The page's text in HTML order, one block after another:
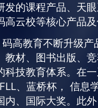
发的课程产品、天
云校等核心产品及
高教育不断升级产
教材、图书出版、
科技教育体系。在
、蓝桥杯， 信息
内、国际大奖。此